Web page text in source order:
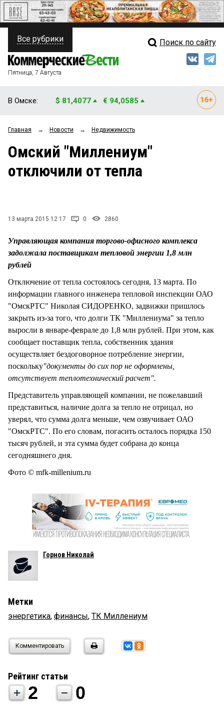
ПОЛИТИКА
ФИНАНСЫ
ОБЩЕСТВО
ЗАКОН
СТИЛЬ ЖИЗНИ
Свежий выпуск
Мнения
Рейтинги
Блоги
Все рубрики Поиск по сайту
Пятница, 7 Августа
В Омске: $ 81,4077 € 94,0585
Главная → Новости → Недвижимость
Омский "Миллениум"
отключили от тепла
13 марта 2015 12:17 0 2860
Управляющая компания торгово-офисного комплекса
задолжала поставщикам тепловой энергии 1,8 млн
рублей
Отключение от тепла состоялось сегодня, 13 марта. По
информации главного инженера тепловой инспекции ОАО
"ОмскРТС" Николая СИДОРЕНКО, задвижки пришлось
закрыть из-за того, что долги ТК "Миллениума" за тепло
выросли в январе-феврале до 1,8 млн рублей. При этом, как
сообщает поставщик тепла, собственник здания
осуществляет бездоговорное потребление энергии,
поскольку"документы до сих пор не оформлены,
отсутствует теплотехнический расчет".
Представитель управляющей компании, не пожелавший
представиться, наличие долга за тепло не отрицал, но
уверял, что сумма долга меньше, чем озвучивает ОАО
"ОмскРТС". По его словам, погасить осталось порядка 150
тысяч рублей, и эта сумма будет собрана до конца
сегодняшнего дня.
Фото © mfk-millenium.ru
Горнов Николай
Метки
энергетика, финансы, ТК Миллениум
Комментировать
Рейтинг статьи
2 0